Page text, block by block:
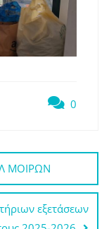
0
ΜΟΙΡΩΝ
εξετάσεων